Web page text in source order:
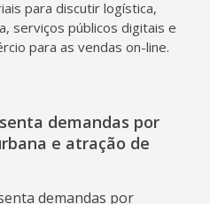
para discutir logística,
serviços públicos digitais e
para as vendas on-line.
demandas por
e atração de